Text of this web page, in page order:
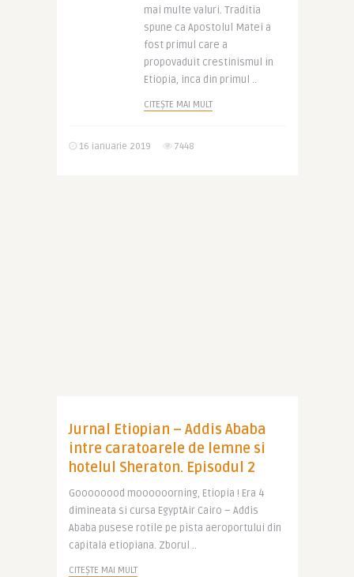
mai multe valuri. Traditia
spune ca Apostolul Matei a
fost primul care a
propovaduit crestinismul in
Etiopia, inca din primul ..
CITEȘTE MAI MULT
16 ianuarie 2019 7448
Jurnal Etiopian – Addis Ababa
intre caratoarele de lemne si
hotelul Sheraton. Episodul 2
Goooooood moooooorning, Etiopia ! Era 4
dimineata si cursa EgyptAir Cairo – Addis
Ababa pusese rotile pe pista aeroportului din
capitala etiopiana. Zborul ..
CITEȘTE MAI MULT